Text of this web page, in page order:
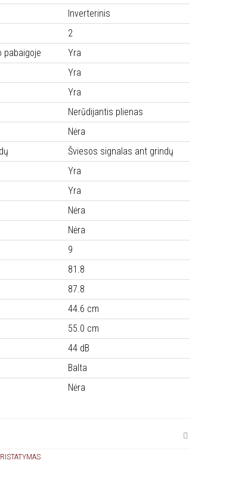
Inverterinis
2
pabaigoje
Yra
Yra
Yra
Nerūdijantis plienas
Nėra
Šviesos signalas ant grindų
Yra
Yra
Nėra
Nėra
9
81.8
87.8
44.6 cm
55.0 cm
44 dB
Balta
Nėra